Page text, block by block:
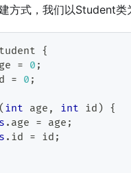
方式，我们以Student
{
= 0 ;
= 0 ;
( int age , int id ) {
. age = age ;
. id = id ;